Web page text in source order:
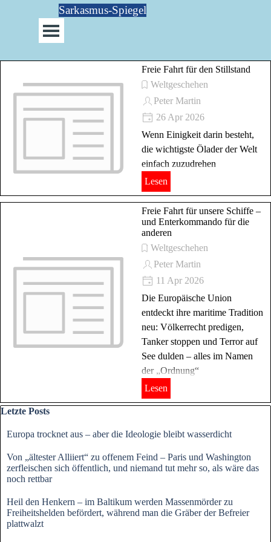
Direkt zum SeiteninhaltSarkasmus-Spiegel
Menü überspringen
Freie Fahrt für den Stillstand
Weltgeschehen
Peter Martin
26 Apr 2026
Wenn Einigkeit darin besteht,
die wichtigste Ölader der Welt
einfach zuzudrehen
Lesen
Freie Fahrt für unsere Schiffe –
und Enterkommando für die
anderen
Weltgeschehen
Peter Martin
11 Apr 2026
Die Europäische Union
entdeckt ihre maritime Tradition
neu: Völkerrecht predigen,
Tanker stoppen und Terror auf
See dulden – alles im Namen
der „Ordnung“
Lesen
Block überspringen Letzte Posts
Letzte Posts
Europa trocknet aus – aber die Ideologie bleibt wasserdicht
Von „ältester Alliiert“ zu offenem Feind – Paris und Washington
zerfleischen sich öffentlich, und niemand tut mehr so, als wäre das
noch rettbar
Heil den Henkern – im Baltikum werden Massenmörder zu
Freiheitshelden befördert, während man die Gräber der Befreier
plattwalzt